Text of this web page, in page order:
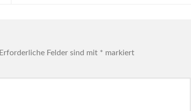
Erforderliche Felder sind mit * markiert